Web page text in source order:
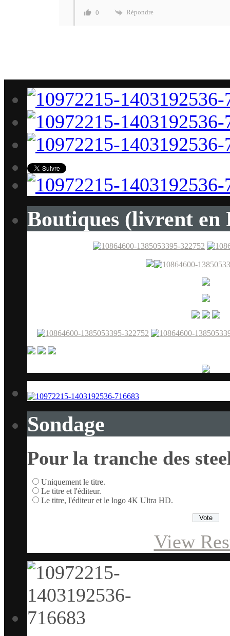
0 Répondre
Boutiques (livrent en
Sondage
Pour la tranche des
Uniquement le titre.
Le titre et l'éditeur.
Le titre, l'éditeur et le logo 4K Ultra HD.
View